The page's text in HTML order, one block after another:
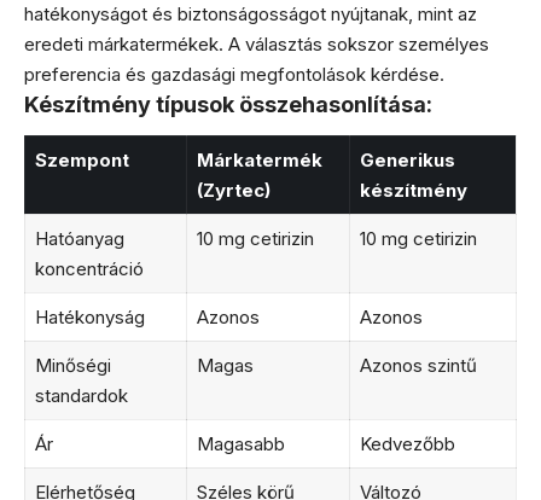
hatékonyságot és biztonságosságot nyújtanak, mint az
eredeti márkatermékek. A választás sokszor személyes
preferencia és gazdasági megfontolások kérdése.
Készítmény típusok összehasonlítása:
Szempont
Márkatermék
(Zyrtec)
Generikus
készítmény
Hatóanyag
koncentráció
10 mg cetirizin 10 mg cetirizin
Hatékonyság Azonos Azonos
Minőségi
standardok
Magas Azonos szintű
Ár Magasabb Kedvezőbb
Elérhetőség Széles körű Változó